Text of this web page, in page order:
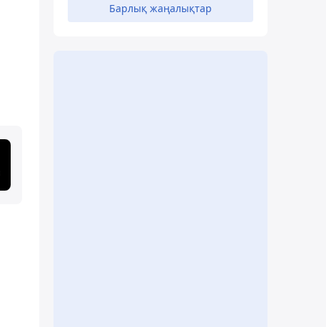
Барлық жаңалықтар